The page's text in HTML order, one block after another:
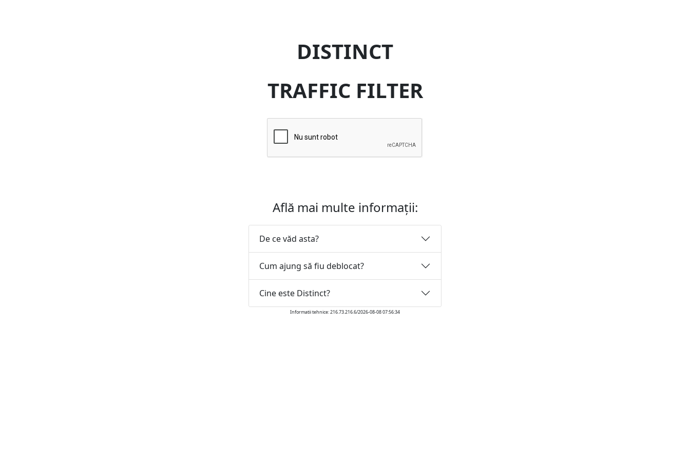
DISTINCT
TRAFFIC FILTER
Află mai multe informații:
De ce văd asta?
Cum ajung să fiu deblocat?
Cine este Distinct?
Informatii tehnice: 216.73.216.6/2026-08-08 07:56:34